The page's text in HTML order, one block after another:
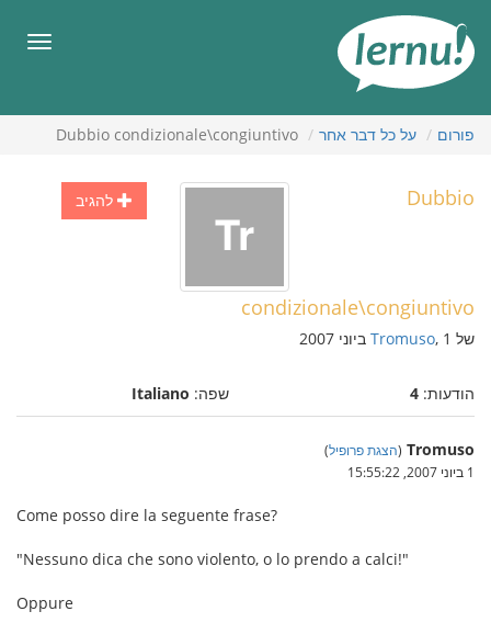
העניינים
פורום על כל דבר אחר Dubbio condizionale\congiuntivo
להגיב Dubbio
condizionale\congiuntivo
של Tromuso, 1 ביוני 2007
הודעות: 4 שפה: Italiano
Tromuso
(הצגת פרופיל)
1 ביוני 2007, 15:55:22
Come posso dire la seguente frase?
"Nessuno dica che sono violento, o lo prendo a calci!"
Oppure